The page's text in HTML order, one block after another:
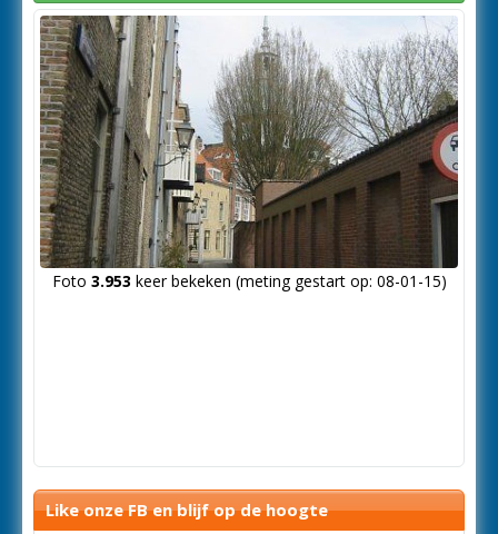
Foto 3.953 keer bekeken (meting gestart op: 08-01-15)
Like onze FB en blijf op de hoogte